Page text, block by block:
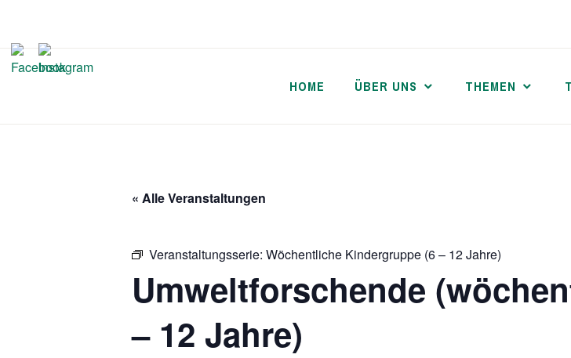
springen
HOME ÜBER UNS THEMEN
« Alle Veranstaltungen
Veranstaltungsserie: Wöchentliche Kindergruppe (6 – 12 Jahre)
Umweltforschende
– 12 Jahre)